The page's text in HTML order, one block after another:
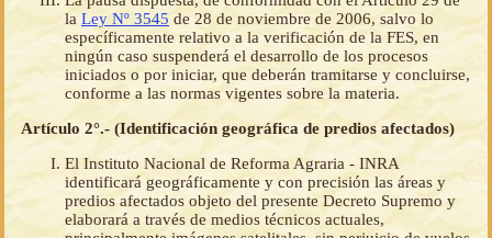
la Ley Nº 3545 de 28 de noviembre de 2006, salvo lo
específicamente relativo a la verificación de la FES, en
ningún caso suspenderá el desarrollo de los procesos
iniciados o por iniciar, que deberán tramitarse y concluirse,
conforme a las normas vigentes sobre la materia.
Artículo 2°.- (Identificación geográfica de predios afectados)
El Instituto Nacional de Reforma Agraria - INRA
identificará geográficamente y con precisión las áreas y
predios afectados objeto del presente Decreto Supremo y
elaborará a través de medios técnicos actuales,